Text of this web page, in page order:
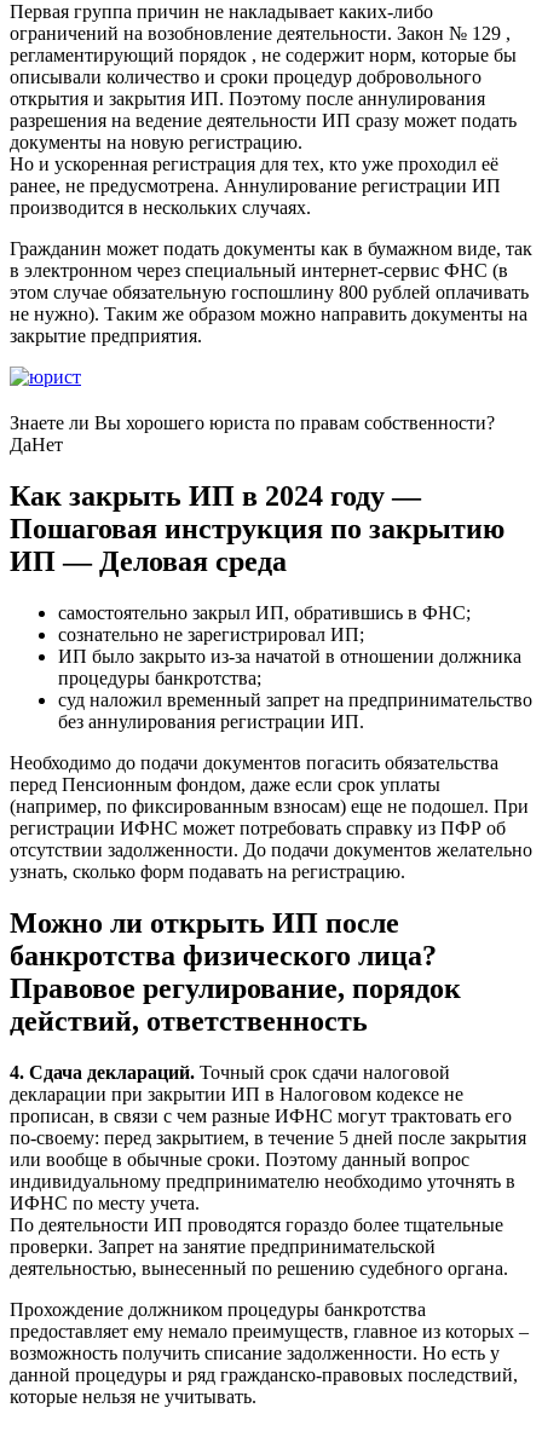
Первая группа причин не накладывает каких-либо
ограничений на возобновление деятельности. Закон № 129 ,
регламентирующий порядок , не содержит норм, которые бы
описывали количество и сроки процедур добровольного
открытия и закрытия ИП. Поэтому после аннулирования
разрешения на ведение деятельности ИП сразу может подать
документы на новую регистрацию.
Но и ускоренная регистрация для тех, кто уже проходил её
ранее, не предусмотрена. Аннулирование регистрации ИП
производится в нескольких случаях.
Гражданин может подать документы как в бумажном виде, так
в электронном через специальный интернет-сервис ФНС (в
этом случае обязательную госпошлину 800 рублей оплачивать
не нужно). Таким же образом можно направить документы на
закрытие предприятия.
Знаете ли Вы хорошего юриста по правам собственности?
ДаНет
Как закрыть ИП в 2024 году —
Пошаговая инструкция по закрытию
ИП — Деловая среда
самостоятельно закрыл ИП, обратившись в ФНС;
сознательно не зарегистрировал ИП;
ИП было закрыто из-за начатой в отношении должника
процедуры банкротства;
суд наложил временный запрет на предпринимательство
без аннулирования регистрации ИП.
Необходимо до подачи документов погасить обязательства
перед Пенсионным фондом, даже если срок уплаты
(например, по фиксированным взносам) еще не подошел. При
регистрации ИФНС может потребовать справку из ПФР об
отсутствии задолженности. До подачи документов желательно
узнать, сколько форм подавать на регистрацию.
Можно ли открыть ИП после
банкротства физического лица?
Правовое регулирование, порядок
действий, ответственность
4. Сдача деклараций. Точный срок сдачи налоговой
декларации при закрытии ИП в Налоговом кодексе не
прописан, в связи с чем разные ИФНС могут трактовать его
по-своему: перед закрытием, в течение 5 дней после закрытия
или вообще в обычные сроки. Поэтому данный вопрос
индивидуальному предпринимателю необходимо уточнять в
ИФНС по месту учета.
По деятельности ИП проводятся гораздо более тщательные
проверки. Запрет на занятие предпринимательской
деятельностью, вынесенный по решению судебного органа.
Прохождение должником процедуры банкротства
предоставляет ему немало преимуществ, главное из которых –
возможность получить списание задолженности. Но есть у
данной процедуры и ряд гражданско-правовых последствий,
которые нельзя не учитывать.